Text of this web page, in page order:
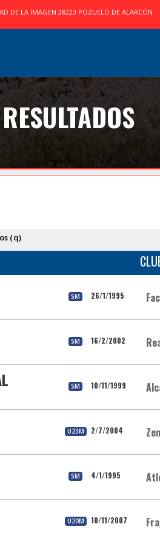
DE LA IMAGEN 28223 POZUELO DE ALARCÓN
RESULTADOS
(q)
SM 26/1/1995
SM 16/2/2002
SM 10/11/1999
U23M 2/7/2004
SM 4/1/1995
U20M 10/11/2007